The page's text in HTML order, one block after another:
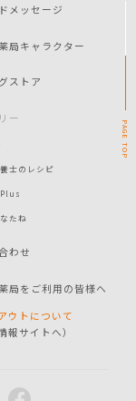
メッセージ
局キャラクター
ストア
ー
士のレシピ
たね
わせ
局をご利用の皆様へ
ウトについて
報サイトへ）
PAGE
TOP